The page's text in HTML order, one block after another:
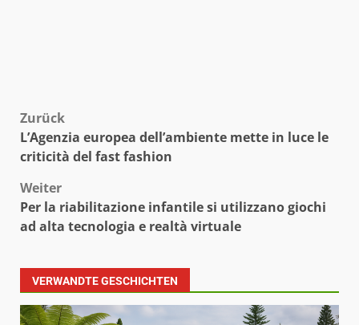
Beitragsnavigation
Zurück
L’Agenzia europea dell’ambiente mette in luce le
criticità del fast fashion
Weiter
Per la riabilitazione infantile si utilizzano giochi
ad alta tecnologia e realtà virtuale
VERWANDTE GESCHICHTEN